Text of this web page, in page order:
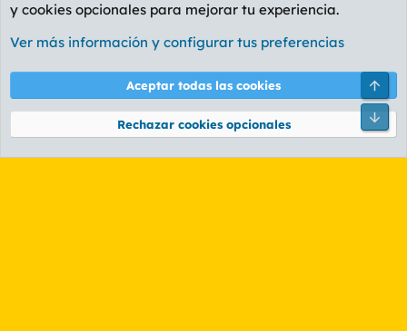
Etiquetas
Cookies
PL OLDSTYLE AMARILLO
Términos y reglas Política de privacidad Ayuda
Community platform by XenForo® © 2010-2026 XenForo Ltd.
y cookies opcionales para mejorar tu experiencia.
Ver más información y configurar tus preferencias
Aceptar todas las cookies
Rechazar cookies opcionales
Pie